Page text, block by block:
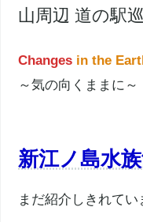
山周辺 道の駅
Changes in the
～気の向くままに～
新江ノ島水
まだ紹介しきれてい